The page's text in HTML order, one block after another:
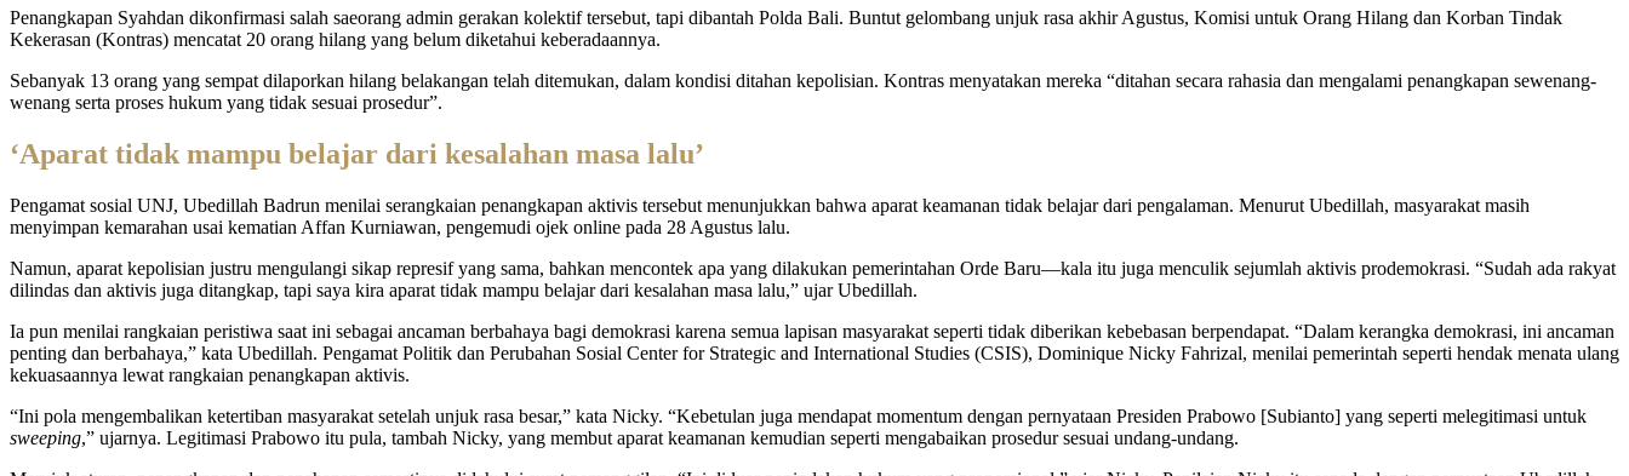
Penangkapan Syahdan dikonfirmasi salah saeorang admin gerakan kolektif tersebut, tapi dibantah Polda Bali. Buntut gelombang unjuk rasa akhir Agustus, Komisi untuk Orang Hilang dan Korban Tindak
Kekerasan (Kontras) mencatat 20 orang hilang yang belum diketahui keberadaannya.
Sebanyak 13 orang yang sempat dilaporkan hilang belakangan telah ditemukan, dalam kondisi ditahan kepolisian. Kontras menyatakan mereka “ditahan secara rahasia dan mengalami penangkapan sewenang-
wenang serta proses hukum yang tidak sesuai prosedur”.
‘Aparat tidak mampu belajar dari kesalahan masa lalu’
Pengamat sosial UNJ, Ubedillah Badrun menilai serangkaian penangkapan aktivis tersebut menunjukkan bahwa aparat keamanan tidak belajar dari pengalaman. Menurut Ubedillah, masyarakat masih
menyimpan kemarahan usai kematian Affan Kurniawan, pengemudi ojek online pada 28 Agustus lalu.
Namun, aparat kepolisian justru mengulangi sikap represif yang sama, bahkan mencontek apa yang dilakukan pemerintahan Orde Baru—kala itu juga menculik sejumlah aktivis prodemokrasi. “Sudah ada rakyat
dilindas dan aktivis juga ditangkap, tapi saya kira aparat tidak mampu belajar dari kesalahan masa lalu,” ujar Ubedillah.
Ia pun menilai rangkaian peristiwa saat ini sebagai ancaman berbahaya bagi demokrasi karena semua lapisan masyarakat seperti tidak diberikan kebebasan berpendapat. “Dalam kerangka demokrasi, ini ancaman
penting dan berbahaya,” kata Ubedillah. Pengamat Politik dan Perubahan Sosial Center for Strategic and International Studies (CSIS), Dominique Nicky Fahrizal, menilai pemerintah seperti hendak menata ulang
kekuasaannya lewat rangkaian penangkapan aktivis.
“Ini pola mengembalikan ketertiban masyarakat setelah unjuk rasa besar,” kata Nicky. “Kebetulan juga mendapat momentum dengan pernyataan Presiden Prabowo [Subianto] yang seperti melegitimasi untuk
sweeping,” ujarnya. Legitimasi Prabowo itu pula, tambah Nicky, yang membut aparat keamanan kemudian seperti mengabaikan prosedur sesuai undang-undang.